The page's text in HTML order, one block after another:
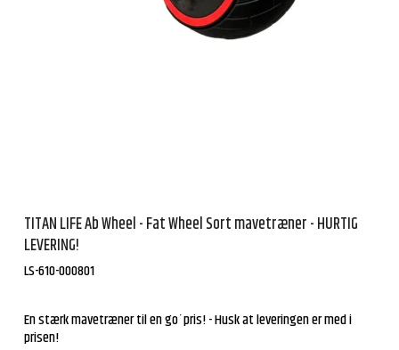
TITAN LIFE Ab Wheel - Fat Wheel Sort mavetræner - HURTIG
LEVERING!
LS-610-000801
En stærk mavetræner til en go´pris! - Husk at leveringen er med i
prisen!